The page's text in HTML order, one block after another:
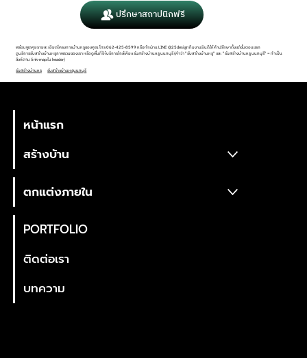
ปรึกษาสถาปนิกฟรี
พร้อมพูดคุยรายละเอียดโครงการบ้านหรูของคุณ โทร 062-425-8599 หรือทักผ่าน LINE @25design ทีมงานยินดีให้คำปรึกษาตั้งแต่ขั้นตอนแรก
ดูบริการรับสร้างบ้านหรูภาพรวมของเรา หรือดูพื้นที่ให้บริการใกล้เคียง รับสร้างบ้านหรู นนทบุรี (คำว่า "รับสร้างบ้านหรู" และ "รับสร้างบ้านหรู นนทบุรี" = ทำเป็น
ลิงก์ตาม link-map ใน header)
รับสร้างบ้านหรู
รับสร้างบ้านหรูนนทบุรี
หน้าแรก
สร้างบ้าน
ตกแต่งภายใน
PORTFOLIO
ติดต่อเรา
บทความ